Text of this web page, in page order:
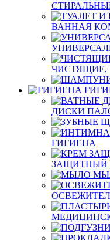
ВАННАЯ
ДИСКИ
ГИГИЕНА
ЗАЩИТНЫЙ